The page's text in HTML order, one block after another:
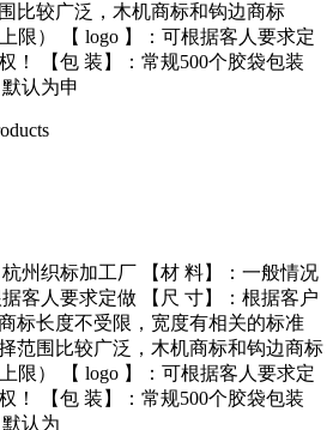
比较广泛，木机商标和钩边商标
限） 【 logo 】：可根据客人要求定
！ 【包 装】：常规500个胶袋包装
默认为申
杭州织标加工厂 【材 料】：一般情况
客人要求定做 【尺 寸】：根据客户
标长度不受限，宽度有相关的标准
择范围比较广泛，木机商标和钩边商标
限） 【 logo 】：可根据客人要求定
！ 【包 装】：常规500个胶袋包装
默认为